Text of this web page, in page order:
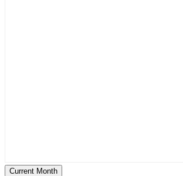
Current Month